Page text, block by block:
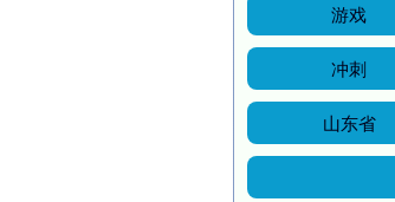
游戏
冲刺
山东省